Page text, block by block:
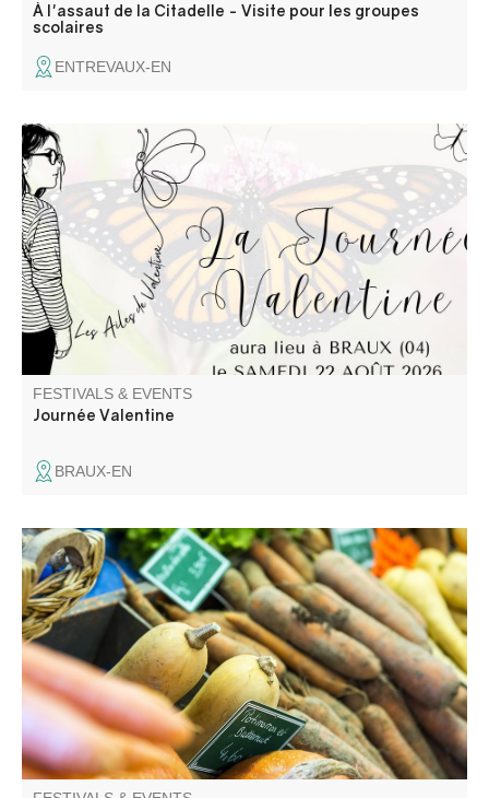
À l'assaut de la Citadelle - Visite pour les groupes
scolaires
ENTREVAUX-EN
La Journée Valentine est une journée festive et solidaire
pour les enfants papillon ! Venez nombreux pour une
journée dédiée à Valentine, petite puce atteinte
d’épidermolyse bulleuse.
FESTIVALS & EVENTS
Journée Valentine
BRAUX-EN
Les nombreux exposants proposent tous produits.